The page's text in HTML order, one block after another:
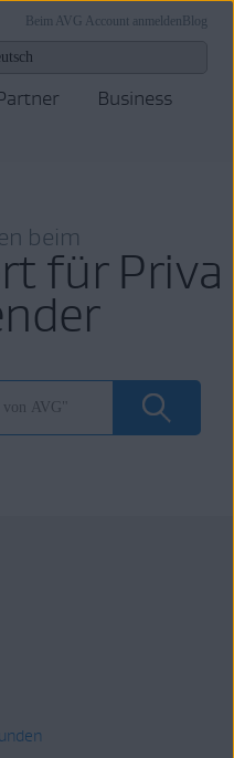
Blog
Beim AVG Account anmelden
Business
beim
für Priva